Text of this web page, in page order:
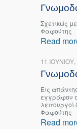
Σχετικώς
Φαφούτης
Read
11 ΙΟΥΝΊΟΥ,
Εις
εγγράφου
Φαφούτης
Read